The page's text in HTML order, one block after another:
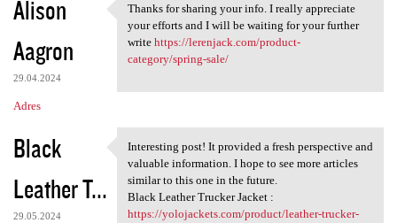
Alison
Aagron
29.04.2024
Adres
Thanks for sharing your info.
Thanks for sharing your info. I really appreciate
your efforts and I will be waiting for your further
write https://lerenjack.com/product-
category/spring-sale/
Black
Leather T...
29.05.2024
Interesting post! It provided
Interesting post! It provided a fresh perspective and
valuable information. I hope to see more articles
similar to this one in the future.
Black Leather Trucker Jacket :
https://yolojackets.com/product/leather-trucker-